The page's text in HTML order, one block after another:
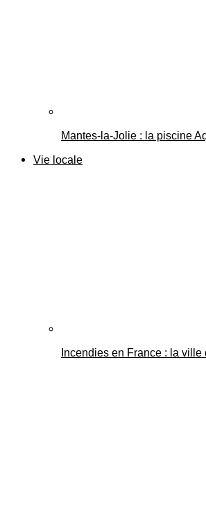
Mantes-la-Jolie : la piscine
Vie locale
Incendies en France : la